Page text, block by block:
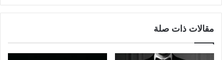
مقالات ذات صلة